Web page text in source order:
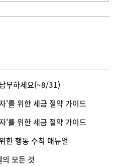
부하세요(~8/31)
'를 위한 세금 절약 가이드
'를 위한 세금 절약 가이드
한 행동 수칙 매뉴얼
모든 것